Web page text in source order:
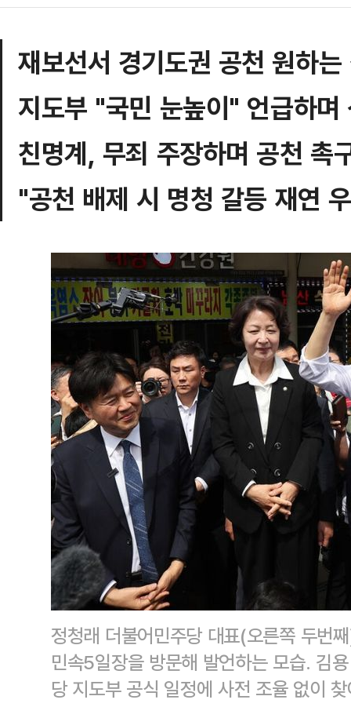
재보선서 경기도권 공천 원하는
지도부 "국민 눈높이" 언급하며
친명계, 무죄 주장하며 공천 촉
"공천 배제 시 명청 갈등 재연
정청래 더불어민주당 대표(오른쪽 두번
민속5일장을 방문해 발언하는 모습. 김
당 지도부 공식 일정에 사전 조율 없이